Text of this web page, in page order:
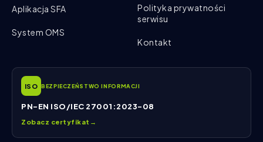
Aplikacja SFA
System OMS
Polityka prywatności
serwisu
Kontakt
ISO BEZPIECZEŃSTWO INFORMACJI
PN-EN ISO/IEC 27001:2023-08
Zobacz certyfikat →